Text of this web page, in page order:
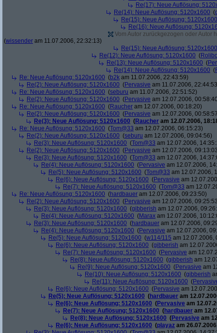
Re(17): Neue Auflösung:
Re(14): Neue Auflösung: 5120x1600 (
Re(15): Neue Auflösung: 5120x1600
Re(16): Neue Auflösung:
Vom Autor zurückgezogen oder Autor
(wissender am 11.07.2006, 22:32:13)
Re(15): Neue Auflösung: 5120x1600
Re(12): Neue Auflösung: 5120x1600 (
Re(13): Neue Auflösung: 5120x1600 (
Re(14): Neue Auflösung: 5120x1600 (
Re: Neue Auflösung: 5120x1600 (b2k am 11.07.2006, 22:43:59)
Re(2): Neue Auflösung: 5120x1600 (Pervasive am 11.07.2006,
Re: Neue Auflösung: 5120x1600 (seburu am 11.07.2006, 22:51:52)
Re(2): Neue Auflösung: 5120x1600 (Pervasive am 12.07.2006,
Re: Neue Auflösung: 5120x1600 (Raucher am 12.07.2006, 00:18:20)
Re(2): Neue Auflösung: 5120x1600 (Pervasive am 12.07.2006,
Re(3): Neue Auflösung: 5120x1600 (Raucher am 12.07.2006,
Re: Neue Auflösung: 5120x1600 (Tom@33 am 12.07.2006, 06:15:23)
Re(2): Neue Auflösung: 5120x1600 (seburu am 12.07.2006, 09:04:56)
Re(3): Neue Auflösung: 5120x1600 (Tom@33 am 12.07.2006,
Re(2): Neue Auflösung: 5120x1600 (Pervasive am 12.07.2006,
Re(3): Neue Auflösung: 5120x1600 (Tom@33 am 12.07.2006,
Re(4): Neue Auflösung: 5120x1600 (Pervasive am 12.07.2006,
Re(5): Neue Auflösung: 5120x1600 (Tom@33 am 12.07.2006,
Re(6): Neue Auflösung: 5120x1600 (Pervasive am
Re(7): Neue Auflösung: 5120x1600 (Tom@33 am
Re: Neue Auflösung: 5120x1600 (hardbauer am 12.07.2006, 09:23:50)
Re(2): Neue Auflösung: 5120x1600 (Pervasive am 12.07.2006,
Re(3): Neue Auflösung: 5120x1600 (gibberish am 12.07.2006,
Re(4): Neue Auflösung: 5120x1600 (Marax am 12.07.2006,
Re(3): Neue Auflösung: 5120x1600 (hardbauer am 12.07.2006,
Re(4): Neue Auflösung: 5120x1600 (Pervasive am 12.07.2006,
Re(5): Neue Auflösung: 5120x1600 (w114/115 am 12.07.2006,
Re(6): Neue Auflösung: 5120x1600 (gibberish am
Re(7): Neue Auflösung: 5120x1600 (Pervasive am
Re(8): Neue Auflösung: 5120x1600 (gibberish am
Re(9): Neue Auflösung: 5120x1600 (Pervasive am
Re(10): Neue Auflösung: 5120x1600 (gibberish
Re(11): Neue Auflösung: 5120x1600 (
Re(6): Neue Auflösung: 5120x1600 (Pervasive am
Re(5): Neue Auflösung: 5120x1600 (hardbauer am
Re(6): Neue Auflösung: 5120x1600 (Pervasive am
Re(7): Neue Auflösung: 5120x1600 (hardbauer am
Re(8): Neue Auflösung: 5120x1600 (Pervasive am
Re(6): Neue Auflösung: 5120x1600 (playaz am